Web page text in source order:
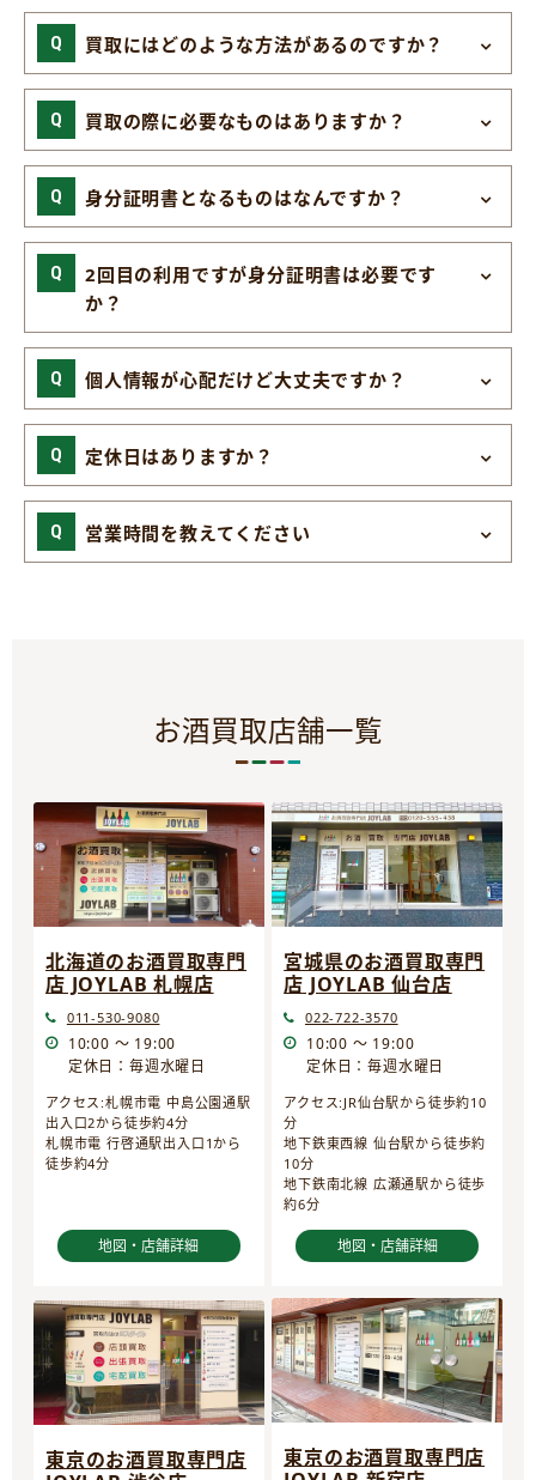
買取にはどのような方法があるのですか？
買取の際に必要なものはありますか？
身分証明書となるものはなんですか？
2回目の利用ですが身分証明書は必要です
か？
個人情報が心配だけど大丈夫ですか？
定休日はありますか？
営業時間を教えてください
お酒買取店舗一覧
北海道のお酒買取専門
店 JOYLAB 札幌店
011-530-9080
10:00 ～ 19:00
定休日：毎週水曜日
アクセス:札幌市電 中島公園通駅
出入口2から徒歩約4分
札幌市電 行啓通駅出入口1から
徒歩約4分
地図・店舗詳細
宮城県のお酒買取専門
店 JOYLAB 仙台店
022-722-3570
10:00 ～ 19:00
定休日：毎週水曜日
アクセス:JR仙台駅から徒歩約10
分
地下鉄東西線 仙台駅から徒歩約
10分
地下鉄南北線 広瀬通駅から徒歩
約6分
地図・店舗詳細
東京のお酒買取専門店
東京のお酒買取専門店